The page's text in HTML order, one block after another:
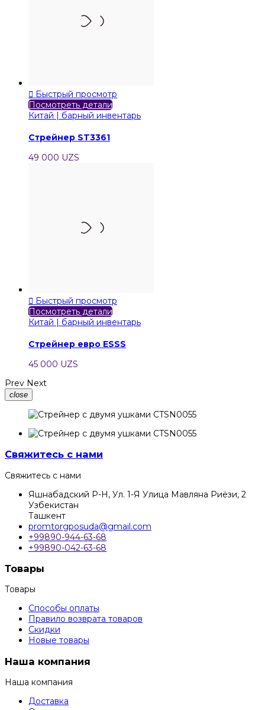
 Быстрый просмотр
Посмотреть детали
Китай | барный инвентарь
Стрейнер ST3361
49 000 UZS
 Быстрый просмотр
Посмотреть детали
Китай | барный инвентарь
Стрейнер евро ESSS
45 000 UZS
Prev Next
close
Свяжитесь с нами
Свяжитесь с нами
Яшнабадский Р-Н, Ул. 1-Я Улица Мавляна Риёзи, 2
Узбекистан
Ташкент
promtorgposuda@gmail.com
+99890-944-63-68
+99890-042-63-68
Товары
Товары
Способы оплаты
Правило возврата товаров
Скидки
Новые товары
Наша компания
Наша компания
Доставка